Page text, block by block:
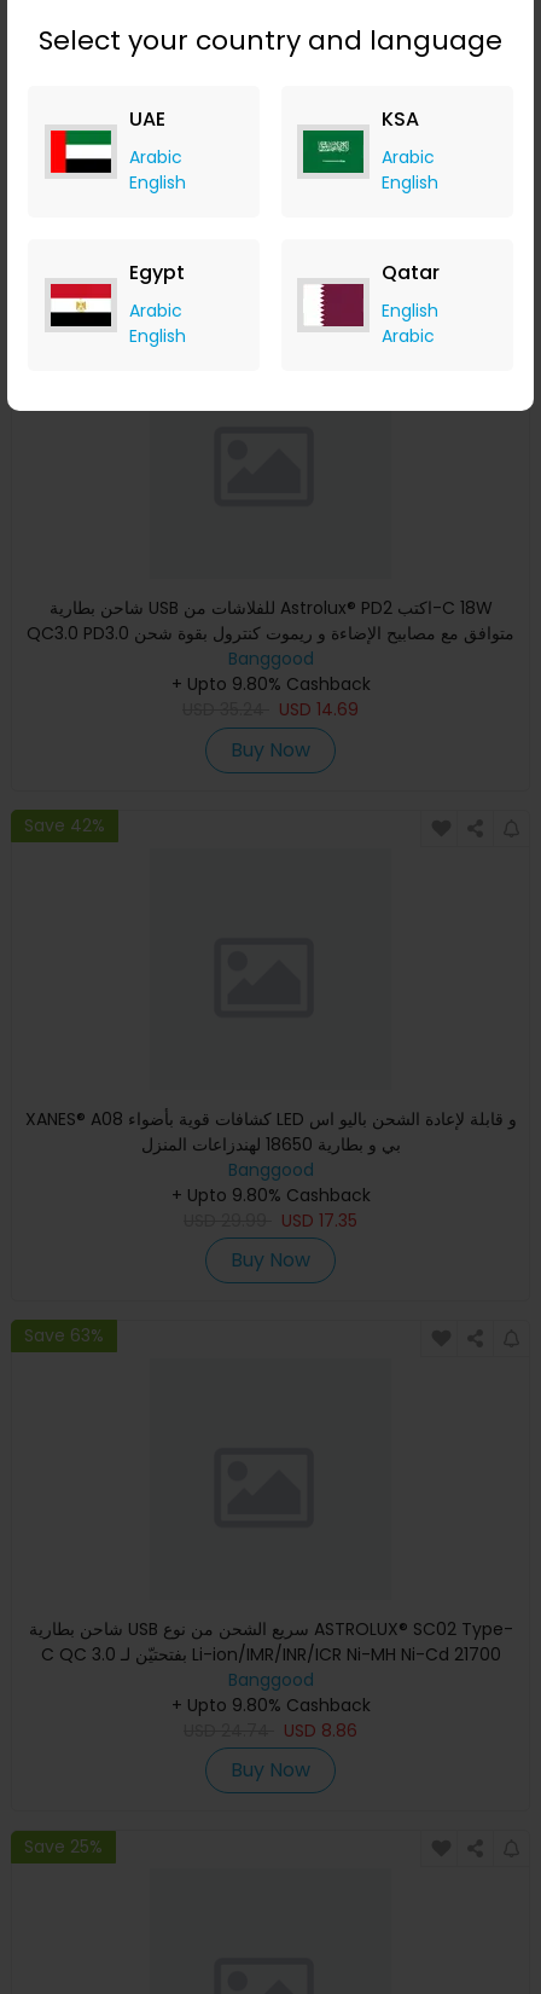
Select your country and language
UAE
Arabic
English
KSA
Arabic
English
Egypt
Arabic
English
Qatar
English
Arabic
+ Upto 9.80% Cashback
Save 52%
شاحن بطارية USB للفلاشات من Astrolux® PD2 اكتب-C 18W
QC3.0 PD3.0 متوافق مع مصابيح الإضاءة و ريموت كنترول بقوة شحن
بطارية
Banggood
+ Upto 9.80% Cashback
USD 14.69
Buy Now
Save 42%
XANES® A08 كشافات قوية بأضواء LED و قابلة لإعادة الشحن باليو اس
بي و بطارية 18650 لهندزاعات المنزل
Banggood
+ Upto 9.80% Cashback
USD 17.35
Buy Now
Save 63%
شاحن بطارية USB سريع الشحن من نوع ASTROLUX® SC02 Type-
C QC 3.0 بفتحتيّن لـ Li-ion/IMR/INR/ICR Ni-MH Ni-Cd 21700
18650 26
Banggood
+ Upto 9.80% Cashback
USD 8.86
Buy Now
Save 25%